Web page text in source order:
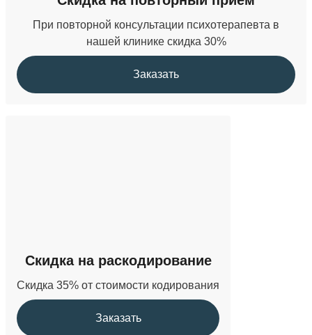
При повторной консультации психотерапевта в
нашей клинике скидка 30%
Заказать
Скидка на раскодирование
Скидка 35% от стоимости кодирования
Заказать